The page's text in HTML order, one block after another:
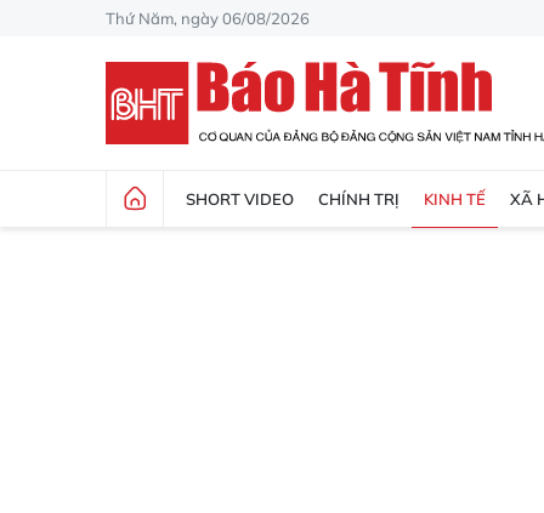
Thứ Năm, ngày 06/08/2026
SHORT VIDEO CHÍNH TRỊ KINH TẾ XÃ